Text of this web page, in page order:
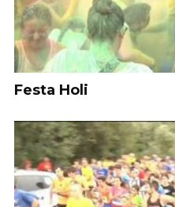
Festa Holi